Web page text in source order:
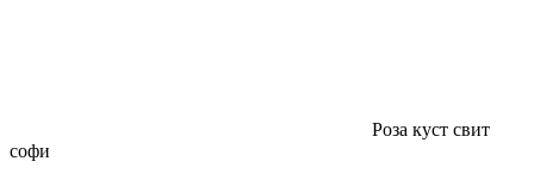
Роза куст свит
софи